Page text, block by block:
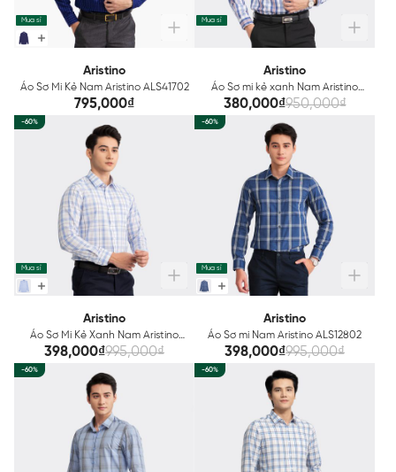
Mua sỉ
Aristino
Áo Sơ Mi Kẻ Nam Aristino ALS41702
795,000₫
Mua sỉ
Aristino
Áo Sơ mi kẻ xanh Nam Aristino
ALS12302
380,000₫950,000₫
-60%
Mua sỉ
Aristino
Áo Sơ Mi Kẻ Xanh Nam Aristino
ALS13802
398,000₫995,000₫
-60%
Mua sỉ
Aristino
Áo Sơ mi Nam Aristino ALS12802
398,000₫995,000₫
-60% -60%